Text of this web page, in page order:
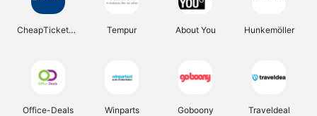
CheapTickets.be Tempur About You Hunkemöller
Office-Deals Winparts Goboony Traveldeal